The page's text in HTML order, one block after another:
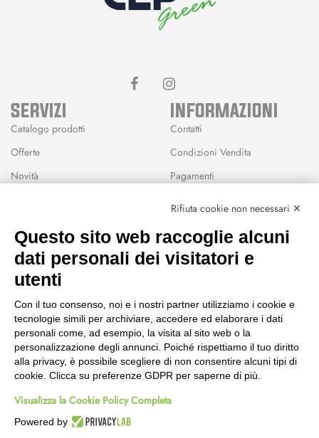
SERVIZI
Catalogo prodotti
Offerte
Novità
Wishlist
INFORMAZIONI
Contatti
Condizioni Vendita
Pagamenti
CEP GREEN
Fanano (MO)
059 8676485
349 9202419
388 8659473
info@cepgreen.com
Orario
Dal lunedì al venerdì
8:00 – 12:30 / 13:30 - 19:00
Rifiuta cookie non necessari ✕
Questo sito web raccoglie alcuni
dati personali dei visitatori e
utenti
Con il tuo consenso, noi e i nostri partner utilizziamo i cookie e
tecnologie simili per archiviare, accedere ed elaborare i dati
personali come, ad esempio, la visita al sito web o la
personalizzazione degli annunci. Poiché rispettiamo il tuo diritto
alla privacy, è possibile scegliere di non consentire alcuni tipi di
cookie. Clicca su preferenze GDPR per saperne di più.
Visualizza la Cookie Policy Completa
Powered by